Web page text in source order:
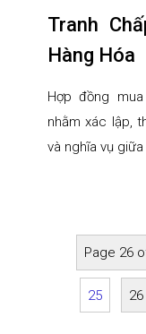
Tranh
Hàng Hóa
Hợp đồng
nhằm xác lập,
và nghĩa vụ
Page 26
25 26